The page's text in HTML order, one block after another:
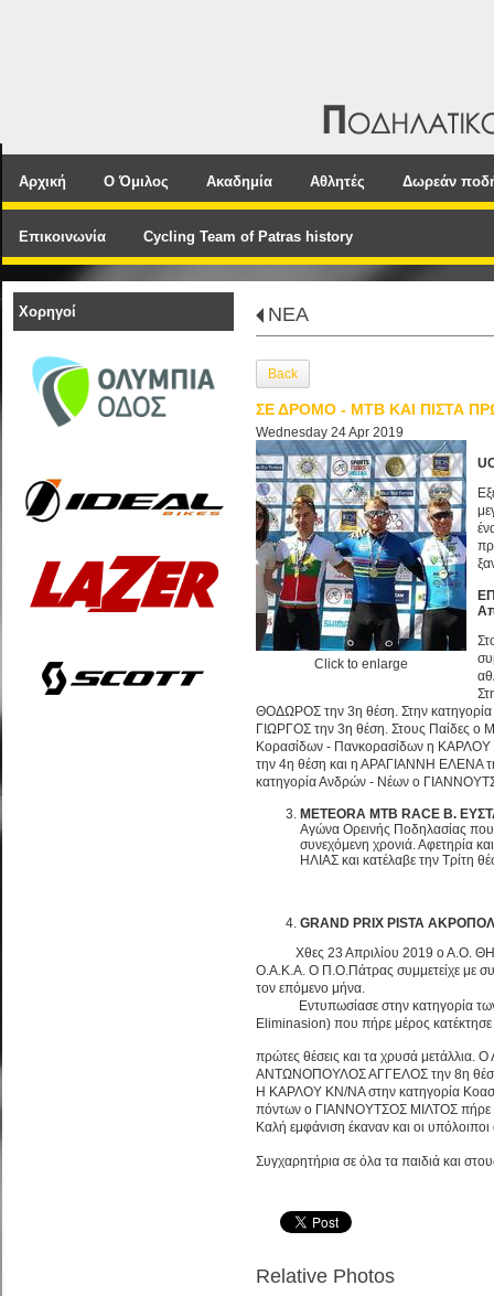
Αρχική Ο Όμιλος Ακαδημία Αθλητές Δωρεάν
Επικοινωνία Cycling Team of Patras history
Χορηγοί NEA
Back
ΣΕ ΔΡΟΜΟ - ΜΤΒ ΚΑΙ ΠΙΣΤΑ
Wednesday 24 Apr 2019
Click to enlarge
ΘΟΔΩΡΟΣ την 3η θέση. Στην
ΓΙΩΡΓΟΣ την 3η θέση. Στους Παίδες
Κορασίδων - Πανκορασίδων η ΚΑΡΛΟΥ
την 4η θέση και η ΑΡΑΓΙΑΝΝΗ ΕΛΕΝΑ
κατηγορία Ανδρών - Νέων ο
METEORA MTB RACE Β.
Αγώνα Ορεινής Ποδηλασίας
συνεχόμενη χρονιά. Αφετηρία
ΗΛΙΑΣ και κατέλαβε την Τρίτη
GRAND PRIX PISTA
Χθες 23 Απριλίου 2019 ο Α.Ο.
Ο.Α.Κ.Α. Ο Π.Ο.Πάτρας συμμετείχε με
τον επόμενο μήνα.
Εντυπωσίασε στην κατηγορία των
Eliminasion) που πήρε μέρος κατέκτησε
πρώτες θέσεις και τα χρυσά μετάλλια.
ΑΝΤΩΝΟΠΟΥΛΟΣ ΑΓΓΕΛΟΣ την 8η
Η ΚΑΡΛΟΥ ΚΝ/ΝΑ στην κατηγορία
πόντων ο ΓΙΑΝΝΟΥΤΣΟΣ ΜΙΛΤΟΣ πήρε
Καλή εμφάνιση έκαναν και οι
Συγχαρητήρια σε όλα τα παιδιά και
Relative Photos